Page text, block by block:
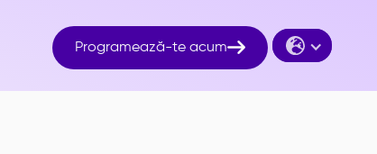
Programează-te acum